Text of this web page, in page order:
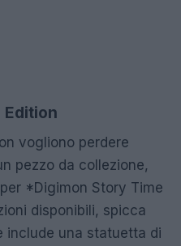
Edition
vogliono perdere
pezzo da collezione,
*Digimon Story Time
disponibili, spicca
include una statuetta di